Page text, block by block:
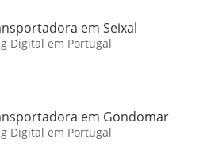
em Seixal
Digital em Portugal
em Gondomar
Digital em Portugal